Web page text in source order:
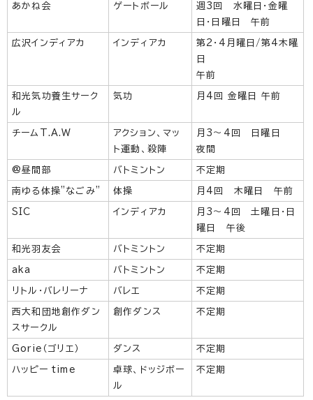
あかね会 ゲートボール
週3回 水曜日・金曜
日・日曜日 午前
広沢インディアカ インディアカ
第2・4月曜日/第4木曜
日
午前
和光気功養生サーク
ル
気功 月4回 金曜日 午前
チームT.A.W
アクション、マッ
ト運動、殺陣
月3～4回 日曜日
夜間
@昼間部 バトミントン 不定期
南ゆる体操”なごみ” 体操 月4回 木曜日 午前
SIC インディアカ
月3～4回 土曜日・日
曜日 午後
和光羽友会 バトミントン 不定期
aka バトミントン 不定期
リトル・バレリーナ バレエ 不定期
西大和団地創作ダン
スサークル
創作ダンス 不定期
Gorie（ゴリエ） ダンス 不定期
ハッピー time
卓球、ドッジボー
ル
不定期